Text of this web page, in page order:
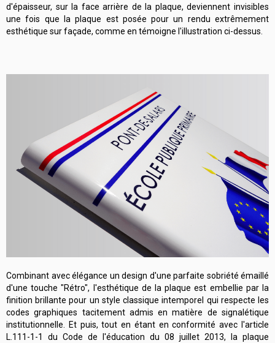
d'épaisseur, sur la face arrière de la plaque, deviennent invisibles
une fois que la plaque est posée pour un rendu extrêmement
esthétique sur façade, comme en témoigne l'illustration ci-dessus.
Combinant avec élégance un design d'une parfaite sobriété émaillé
d'une touche "Rétro", l'esthétique de la plaque est embellie par la
finition brillante pour un style classique intemporel qui respecte les
codes graphiques tacitement admis en matière de signalétique
institutionnelle. Et puis, tout en étant en conformité avec l'article
L.111-1-1 du Code de l'éducation du 08 juillet 2013, la plaque